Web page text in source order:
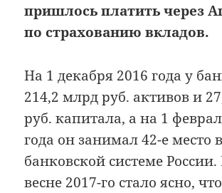
пришлось платить через
по страхованию вкладов.
На 1 декабря 2016 года у
214,2 млрд руб. активов и
руб. капитала, а на 1
года он занимал 42-е место в
банковской системе
весне 2017-го стало ясно,